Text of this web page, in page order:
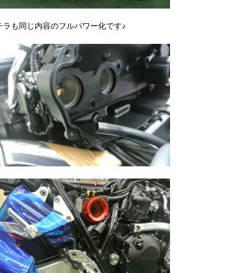
ラも同じ内容のフルパワー化です♪